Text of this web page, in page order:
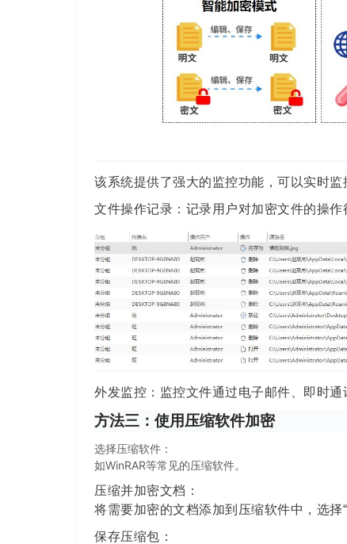
该系统提供了强大的监控功能，可以实时
文件操作记录：记录用户对加密文件的操作
外发监控：监控文件通过电子邮件、即时通
方法三：使用压缩软件加密
选择压缩软件：
如WinRAR等常见的压缩软件。
压缩并加密文档：
将需要加密的文档添加到压缩软件中，选择
保存压缩包：